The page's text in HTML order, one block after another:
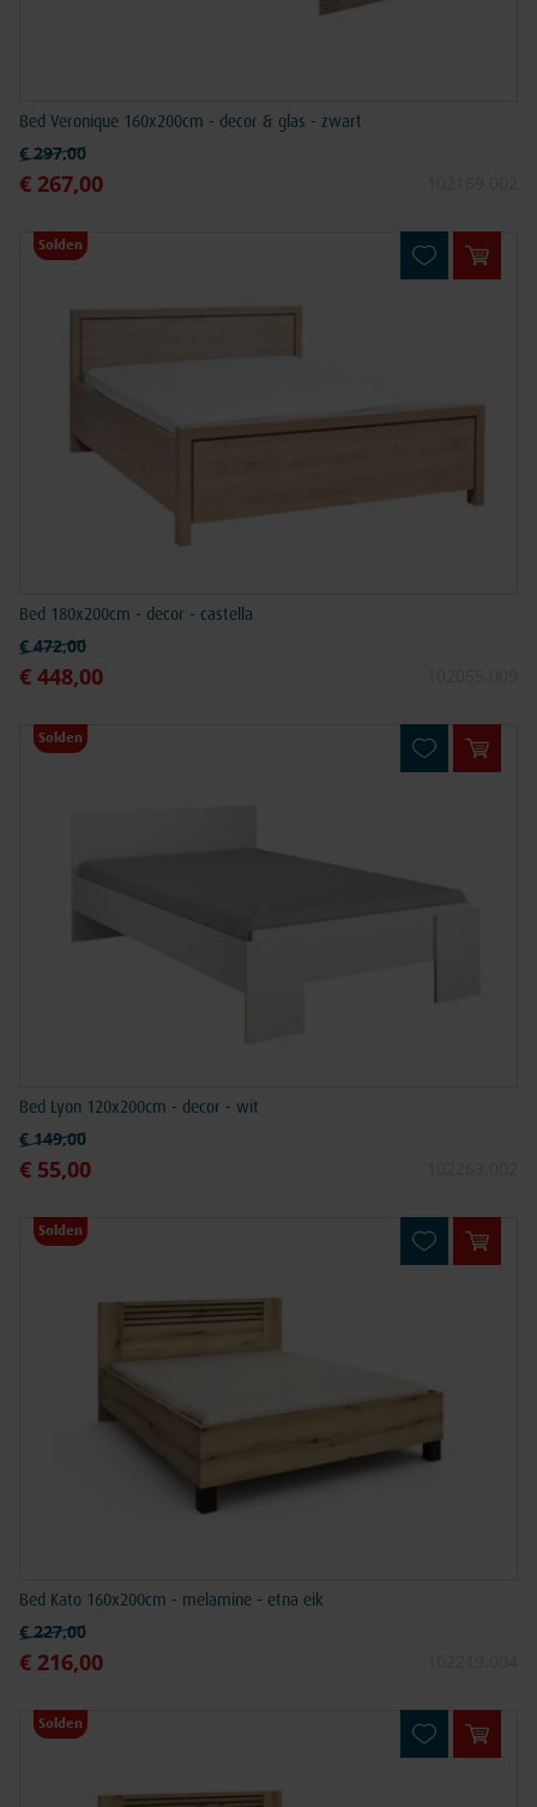
Bed Veronique 160x200cm - decor & glas - zwart
Speciale prijs
€ 267,00
Normale prijs
€ 297,00
Solden
In
Bed 180x200cm - decor - castella
Speciale prijs
€ 448,00
Normale prijs
€ 472,00
Solden
In
Bed Lyon 120x200cm - decor - wit
Speciale prijs
€ 55,00
Normale prijs
€ 149,00
Solden
In
Bed Kato 160x200cm - melamine - etna eik
Speciale prijs
€ 216,00
Normale prijs
€ 227,00
Solden
In